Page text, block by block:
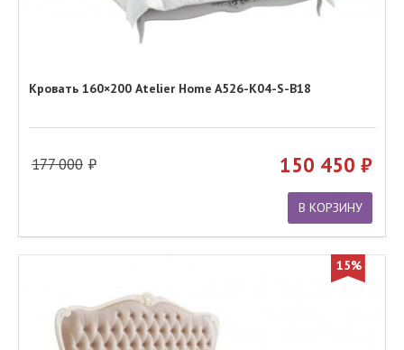
Кровать 160×200 Atelier Home A526-K04-S-B18
177 000 150 450
В КОРЗИНУ
15%